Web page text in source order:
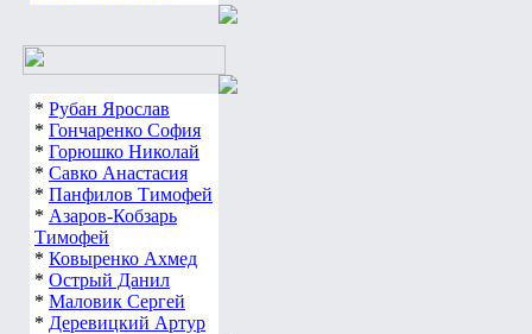
* Рубан Ярослав
* Гончаренко София
* Горюшко Николай
* Савко Анастасия
* Панфилов Тимофей
* Азаров-Кобзарь
Тимофей
* Ковыренко Ахмед
* Острый Данил
* Маловик Сергей
* Деревицкий Артур